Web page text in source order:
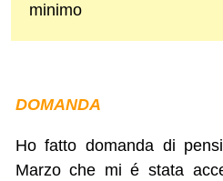
minimo
DOMANDA
Ho fatto domanda di
Marzo che mi é stata